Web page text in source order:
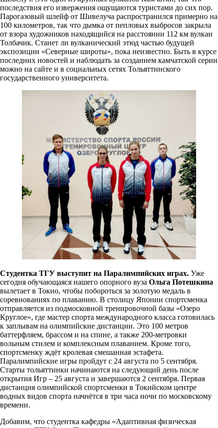
последствия его извержения ощущаются туристами до сих пор.
Парогазовый шлейф от Шивелуча распространился примерно на
100 километров, так что дымка от пепловых выбросов закрыла
от взора художников находящийся на расстоянии 112 км вулкан
Толбачик. Станет ли вулканический этюд частью будущей
экспозиции «Северные широты», пока неизвестно. Быть в курсе
последних новостей и наблюдать за созданием камчатской серии
можно на сайте и в социальных сетях Тольяттинского
государственного университета.
Студентка ТГУ выступит на Паралимпийских играх. Уже
сегодня обучающаяся нашего опорного вуза Ольга Потешкина
вылетает в Токио, чтобы побороться за золотую медаль в
соревнованиях по плаванию. В столицу Японии спортсменка
отправляется из подмосковной тренировочной базы «Озеро
Круглое», где мастер спорта международного класса готовилась
к заплывам на олимпийские дистанции. Это 100 метров
баттерфляем, брассом и на спине, а также 200-метровки
вольным стилем и комплексным плаванием. Кроме того,
спортсменку ждёт кролевая смешанная эстафета.
Паралимпийские игры пройдут с 24 августа по 5 сентября.
Старты тольяттинки начинаются на следующий день после
открытия Игр – 25 августа и завершаются 2 сентября. Первая
дистанция олимпийской спортсменки в Токийском центре
водных видов спорта начнётся в три часа ночи по московскому
времени.
Добавим, что студентка кафедры «Адаптивная физическая